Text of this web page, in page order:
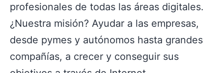
profesionales de todas las áreas digitales.
¿Nuestra misión? Ayudar a las empresas,
desde pymes y autónomos hasta grandes
compañías, a crecer y conseguir sus